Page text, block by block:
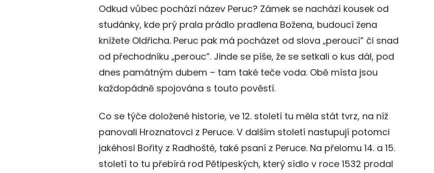
Odkud vůbec pochází název Peruc? Zámek se nachází kousek od
studánky, kde prý prala prádlo pradlena Božena, budoucí žena
knížete Oldřicha. Peruc pak má pocházet od slova „peroucí” či snad
od přechodníku „perouc”. Jinde se píše, že se setkali o kus dál, pod
dnes památným dubem – tam také teče voda. Obě místa jsou
každopádně spojována s touto pověstí.
Co se týče doložené historie, ve 12. století tu měla stát tvrz, na níž
panovali Hroznatovci z Peruce. V dalším století nastupují potomci
jakéhosi Bořity z Radhoště, také psaní z Peruce. Na přelomu 14. a 15.
století to tu přebírá rod Pětipeských, který sídlo v roce 1532 prodal